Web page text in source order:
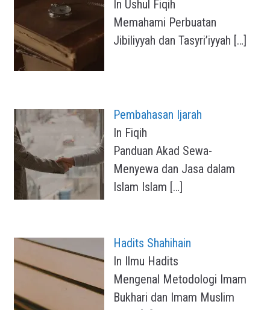
In Ushul Fiqih
Memahami Perbuatan
Jibiliyyah dan Tasyri’iyyah […]
Pembahasan Ijarah
In Fiqih
Panduan Akad Sewa-
Menyewa dan Jasa dalam
Islam Islam […]
Hadits Shahihain
In Ilmu Hadits
Mengenal Metodologi Imam
Bukhari dan Imam Muslim